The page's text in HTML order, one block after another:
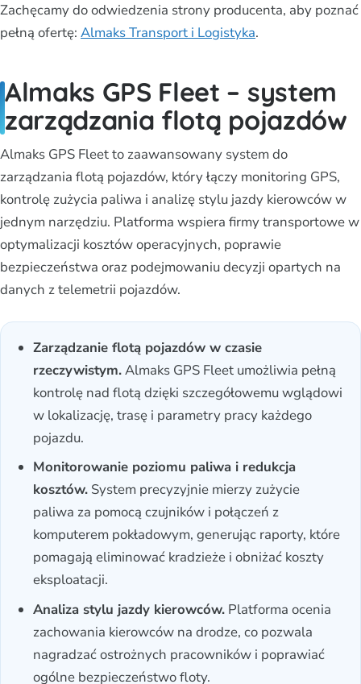
Zachęcamy do odwiedzenia strony producenta, aby poznać
pełną ofertę: Almaks Transport i Logistyka.
Almaks GPS Fleet – system
zarządzania flotą pojazdów
Almaks GPS Fleet to zaawansowany system do
zarządzania flotą pojazdów, który łączy monitoring GPS,
kontrolę zużycia paliwa i analizę stylu jazdy kierowców w
jednym narzędziu. Platforma wspiera firmy transportowe w
optymalizacji kosztów operacyjnych, poprawie
bezpieczeństwa oraz podejmowaniu decyzji opartych na
danych z telemetrii pojazdów.
Zarządzanie flotą pojazdów w czasie
rzeczywistym.Almaks GPS Fleet umożliwia pełną
kontrolę nad flotą dzięki szczegółowemu wglądowi
w lokalizację, trasę i parametry pracy każdego
pojazdu.
Monitorowanie poziomu paliwa i redukcja
kosztów. System precyzyjnie mierzy zużycie
paliwa za pomocą czujników i połączeń z
komputerem pokładowym, generując raporty, które
pomagają eliminować kradzieże i obniżać koszty
eksploatacji.
Analiza stylu jazdy kierowców. Platforma ocenia
zachowania kierowców na drodze, co pozwala
nagradzać ostrożnych pracowników i poprawiać
ogólne bezpieczeństwo floty.